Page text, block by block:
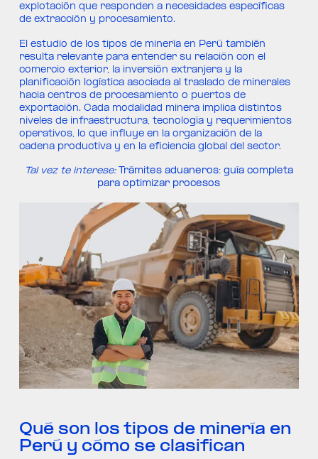
explotación que responden a necesidades específicas
de extracción y procesamiento.
El estudio de los tipos de minería en Perú también
resulta relevante para entender su relación con el
comercio exterior, la inversión extranjera y la
planificación logística asociada al traslado de minerales
hacia centros de procesamiento o puertos de
exportación. Cada modalidad minera implica distintos
niveles de infraestructura, tecnología y requerimientos
operativos, lo que influye en la organización de la
cadena productiva y en la eficiencia global del sector.
Tal vez te interese: Trámites aduaneros: guía completa
para optimizar procesos
Qué son los tipos de minería en
Perú y cómo se clasifican